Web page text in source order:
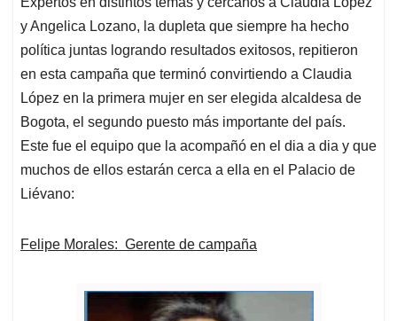
s
A
p
p
b
o
o
k
e
d
I
n
l
a
d
s
y Angelica Lozano, la dupleta que siempre ha hecho
política juntas logrando resultados exitosos, repitieron
en esta campaña que terminó convirtiendo a Claudia
López en la primera mujer en ser elegida alcaldesa de
Bogota, el segundo puesto más importante del país.
Este fue el equipo que la acompañó en el dia a dia y que
muchos de ellos estarán cerca a ella en el Palacio de
Liévano:
Felipe Morales: Gerente de campaña